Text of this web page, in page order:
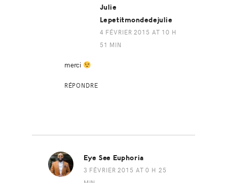
Julie
Lepetitmondedejulie
4 FÉVRIER 2015 AT 10 H
51 MIN
merci
RÉPONDRE
Eye See Euphoria
3 FÉVRIER 2015 AT 0 H 25